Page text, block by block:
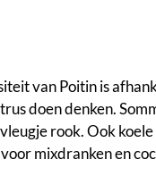
van Poitin is
doen denken.
rook. Ook
mixdranken en